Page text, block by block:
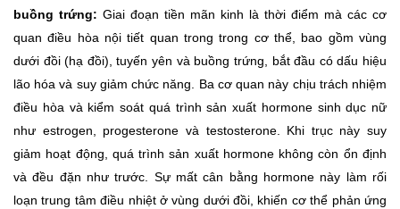
buồng trứng: Giai đoạn tiền mãn kinh là thời điểm mà các cơ
quan điều hòa nội tiết quan trong trong cơ thể, bao gồm vùng
dưới đồi (hạ đồi), tuyến yên và buồng trứng, bắt đầu có dấu hiệu
lão hóa và suy giảm chức năng. Ba cơ quan này chịu trách nhiệm
điều hòa và kiểm soát quá trình sản xuất hormone sinh dục nữ
như estrogen, progesterone và testosterone. Khi trục này suy
giảm hoạt động, quá trình sản xuất hormone không còn ổn định
và đều đặn như trước. Sự mất cân bằng hormone này làm rối
loạn trung tâm điều nhiệt ở vùng dưới đồi, khiến cơ thể phản ứng